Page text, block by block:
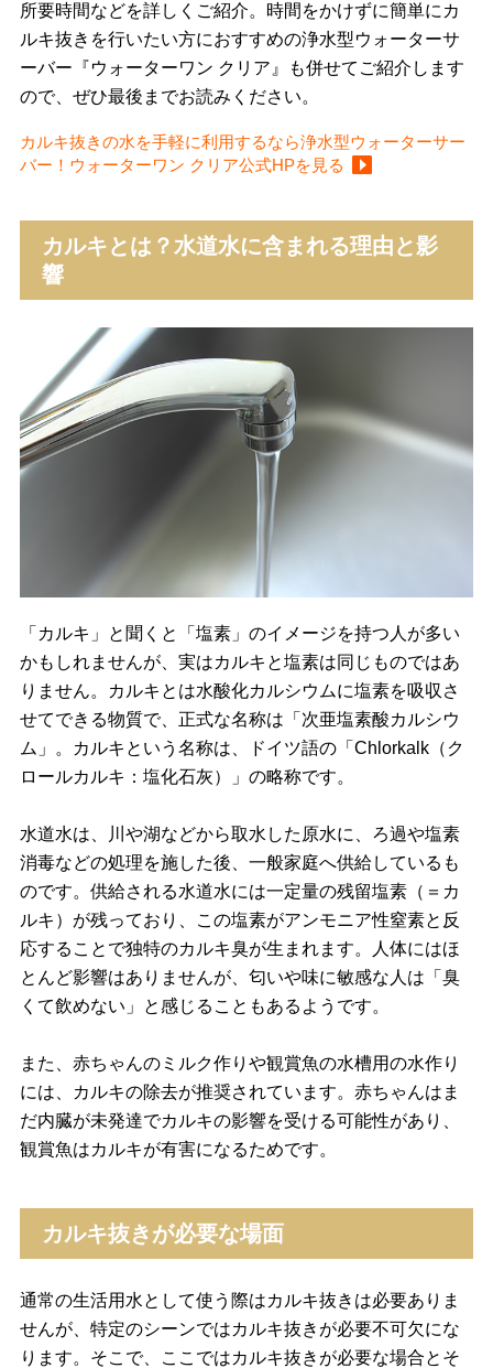
所要時間などを詳しくご紹介。時間をかけずに簡単にカ
ルキ抜きを行いたい方におすすめの浄水型ウォーターサ
ーバー『ウォーターワン クリア』も併せてご紹介します
ので、ぜひ最後までお読みください。
カルキ抜きの水を手軽に利用するなら浄水型ウォーターサー
バー！ウォーターワン クリア公式HPを見る
カルキとは？水道水に含まれる理由と影
響
「カルキ」と聞くと「塩素」のイメージを持つ人が多い
かもしれませんが、実はカルキと塩素は同じものではあ
りません。カルキとは水酸化カルシウムに塩素を吸収さ
せてできる物質で、正式な名称は「次亜塩素酸カルシウ
ム」。カルキという名称は、ドイツ語の「Chlorkalk（ク
ロールカルキ：塩化石灰）」の略称です。
水道水は、川や湖などから取水した原水に、ろ過や塩素
消毒などの処理を施した後、一般家庭へ供給しているも
のです。供給される水道水には一定量の残留塩素（＝カ
ルキ）が残っており、この塩素がアンモニア性窒素と反
応することで独特のカルキ臭が生まれます。人体にはほ
とんど影響はありませんが、匂いや味に敏感な人は「臭
くて飲めない」と感じることもあるようです。
また、赤ちゃんのミルク作りや観賞魚の水槽用の水作り
には、カルキの除去が推奨されています。赤ちゃんはま
だ内臓が未発達でカルキの影響を受ける可能性があり、
観賞魚はカルキが有害になるためです。
カルキ抜きが必要な場面
通常の生活用水として使う際はカルキ抜きは必要ありま
せんが、特定のシーンではカルキ抜きが必要不可欠にな
ります。そこで、ここではカルキ抜きが必要な場合とそ